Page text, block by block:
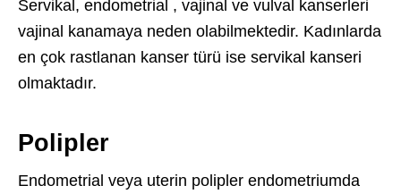
Servikal, endometrial , vajinal ve vulval kanserleri
vajinal kanamaya neden olabilmektedir. Kadınlarda
en çok rastlanan kanser türü ise servikal kanseri
olmaktadır.
Polipler
Endometrial veya uterin polipler endometriumda